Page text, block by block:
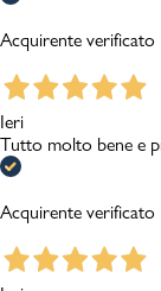
Acquirente verificato
Ieri
Tutto molto bene e
Acquirente verificato